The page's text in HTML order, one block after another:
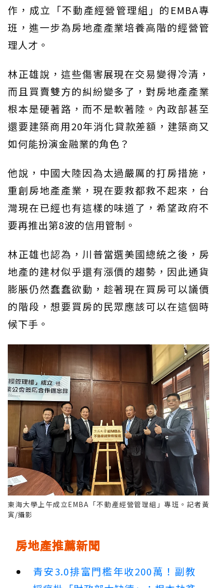
作，成立「不動產經營管理組」的EMBA專
班，進一步為房地產產業培養高階的經營管
理人才。
林正雄說，這些傷害展現在交易變得冷清，
而且買賣雙方的糾紛變多了，對房地產產業
根本是硬著路，而不是軟著陸。內政部甚至
還要建築商用20年消化貸款差額，建築商又
如何能扮演金融業的角色？
他說，中國大陸因為太過嚴厲的打房措施，
重創房地產產業，現在要救都救不起來，台
灣現在已經也有這樣的味道了，希望政府不
要再推出第8波的信用管制。
林正雄也認為，川普當選美國總統之後，房
地產的建材似乎還有漲價的趨勢，因此通貨
膨脹仍然蠢蠢欲動，趁著現在買房可以議價
的階段，想要買房的民眾應該可以在這個時
候下手。
東海大學上午成立EMBA「不動產經營管理組」專班。記者黃
寅/攝影
房地產推薦新聞
青安3.0排富門檻年收200萬！副教